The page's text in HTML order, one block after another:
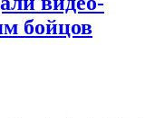
бойцов